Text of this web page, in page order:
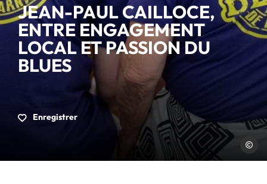
JEAN-PAUL CAILLOCE,
ENTRE ENGAGEMENT
LOCAL ET PASSION DU
BLUES
Enregistrer